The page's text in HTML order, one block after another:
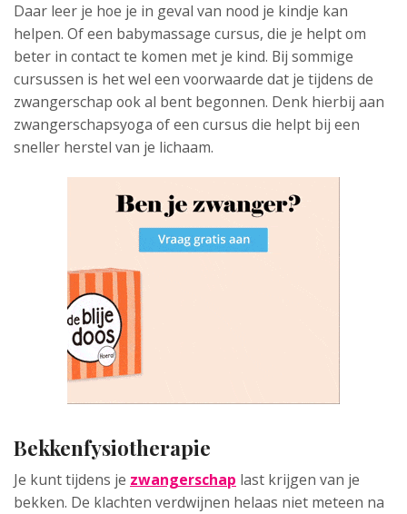
Daar leer je hoe je in geval van nood je kindje kan
helpen. Of een babymassage cursus, die je helpt om
beter in contact te komen met je kind. Bij sommige
cursussen is het wel een voorwaarde dat je tijdens de
zwangerschap ook al bent begonnen. Denk hierbij aan
zwangerschapsyoga of een cursus die helpt bij een
sneller herstel van je lichaam.
Bekkenfysiotherapie
Je kunt tijdens je zwangerschap last krijgen van je
bekken. De klachten verdwijnen helaas niet meteen na